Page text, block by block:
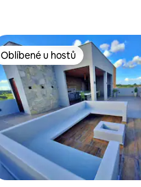
Oblíbené u hostů
Oblíbené u hostů